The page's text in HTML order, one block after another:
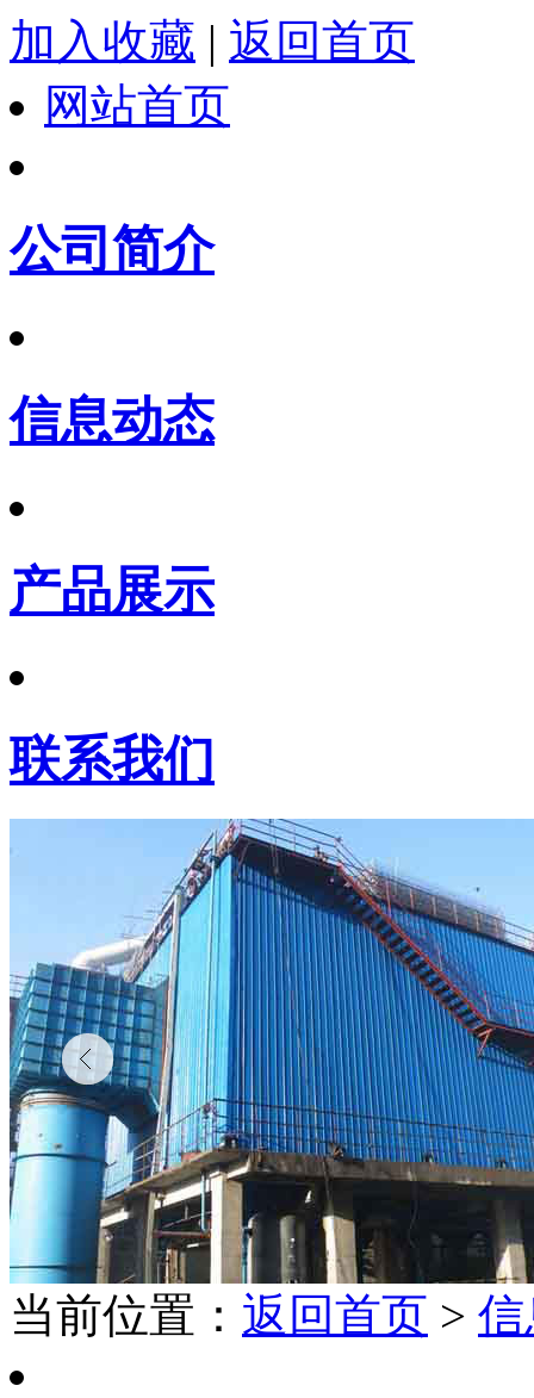
加入收藏 | 返回首页
网站首页
公司简介
信息动态
产品展示
联系我们
当前位置： 返回首页 >